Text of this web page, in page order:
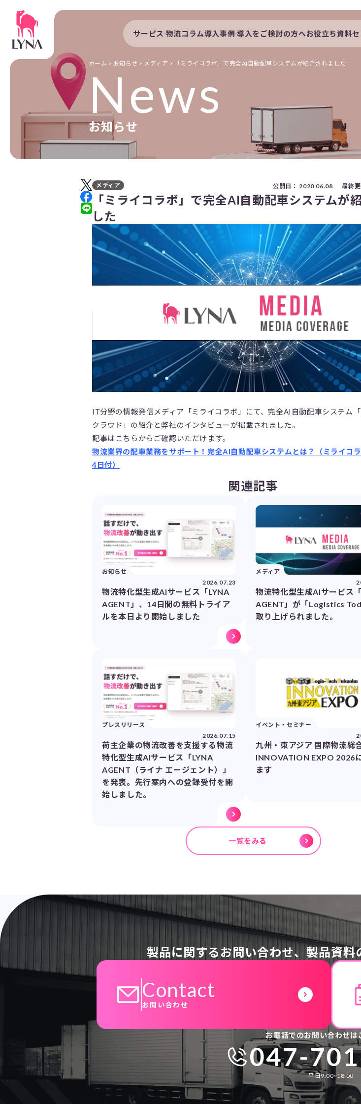
サービス
サービストップ
自動配車システム
発着管理オプション
訪問計画
物流拠点最適化
開発者向けサービス
物流コラム導入事例
導入事例
導入企業一覧
導入をご検討の方へお役立ち資料
News
お知らせ
ホーム > お知らせ > メディア > 「ミライコラボ」で完全AI自動配車システムが紹介されました
メディア 公開日： 2020.06.08 最終更
「ミライコラボ」で完全AI自動配車システムが
した
IT分野の情報発信メディア「ミライコラボ」にて、完全AI自動配車システム
クラウド」の紹介と弊社のインタビューが掲載されました。
記事はこちらからご確認いただけます。
物流業界の配車業務をサポート！完全AI自動配車システムとは？（ミライコ
4日付）
関連記事
お知らせ
2026.07.23
物流特化型生成AIサービス「LYNA
AGENT」、14日間の無料トライア
ルを本日より開始しました
メディア
物流特化型生成AIサービス
AGENT」が「Logistics
取り上げられました。
プレスリリース
2026.07.15
荷主企業の物流改善を支援する物流
特化型生成AIサービス「LYNA
AGENT（ライナ エージェント）」
を発表。先行案内への登録受付を開
始しました。
イベント・セミナー
九州・東アジア 国際物流総
INNOVATION EXPO 2026
ます
一覧をみる
製品に関するお問い合わせ、製品資料
Contact
お問い合わせ
お電話でのお問い合わせは
047-
平日9:00~18:00